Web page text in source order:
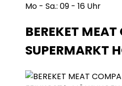
Mo - Sa.: 09 - 16 Uhr
BEREKET
SUPERMARKT